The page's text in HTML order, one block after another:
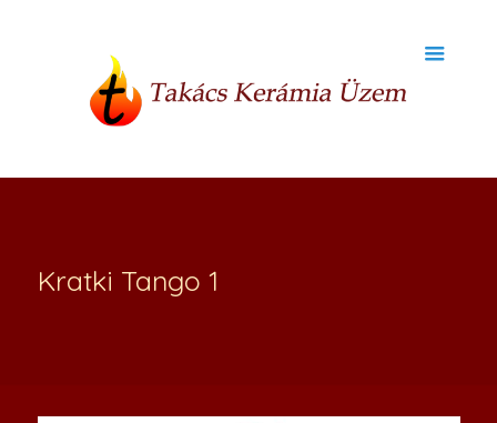
Kratki Tango 1